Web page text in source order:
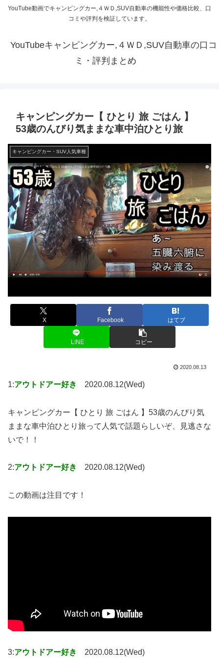
YouTube動画でキャンピングカー,４ＷＤ,SUV自動車の機能性や価格比較、口
コミや評判を検証しています。
YouTubeキャンピングカー,４ＷＤ,SUV自動車の口コ
ミ・評判まとめ
キャンピングカー【 ひとり 旅 ごはん 】
53歳のんびり気ままな車中泊ひとり旅
キャンピングカー・SUV人気車種
X Facebook はてブ
LINE コピー
2020.08.13
1:アウトドアー好き 2020.08.12(Wed)
キャンピングカー【 ひとり 旅 ごはん 】53歳のんびり気
ままな車中泊ひとり旅って人気で話題らしいぞ、見逃さな
いで！！
2:アウトドアー好き 2020.08.12(Wed)
この動画は注目です！
3:アウトドアー好き 2020.08.12(Wed)